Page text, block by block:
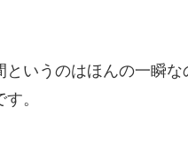
いうのはほんの一瞬
。